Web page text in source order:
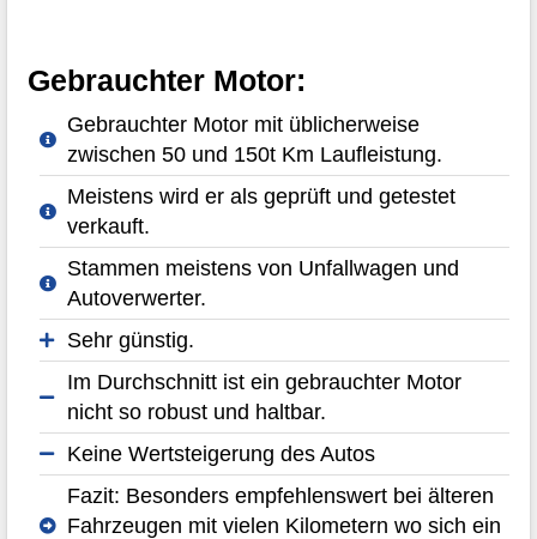
Gebrauchter Motor:
Gebrauchter Motor mit üblicherweise
zwischen 50 und 150t Km Laufleistung.
Meistens wird er als geprüft und getestet
verkauft.
Stammen meistens von Unfallwagen und
Autoverwerter.
Sehr günstig.
Im Durchschnitt ist ein gebrauchter Motor
nicht so robust und haltbar.
Keine Wertsteigerung des Autos
Fazit: Besonders empfehlenswert bei älteren
Fahrzeugen mit vielen Kilometern wo sich ein